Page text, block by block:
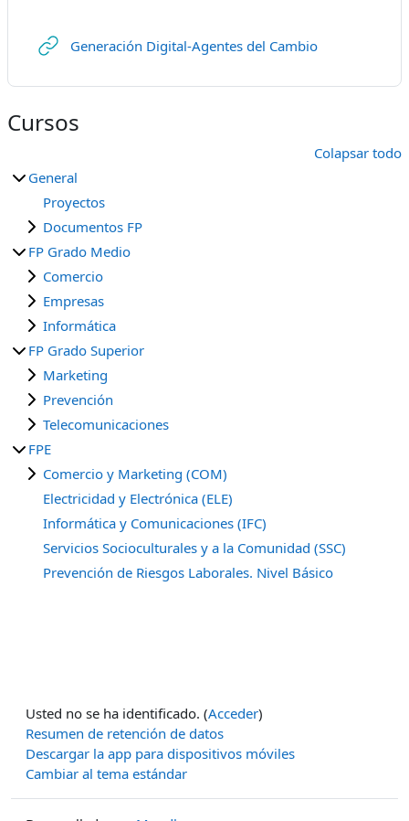
Generación Digital-Agentes del CambioURL
Cursos
Colapsar todo
General
Proyectos
Documentos FP
FP Grado Medio
Comercio
Empresas
Informática
FP Grado Superior
Marketing
Prevención
Telecomunicaciones
FPE
Comercio y Marketing (COM)
Electricidad y Electrónica (ELE)
Informática y Comunicaciones (IFC)
Servicios Socioculturales y a la Comunidad (SSC)
Prevención de Riesgos Laborales. Nivel Básico
Usted no se ha identificado. (Acceder)
Resumen de retención de datos
Descargar la app para dispositivos móviles
Cambiar al tema estándar